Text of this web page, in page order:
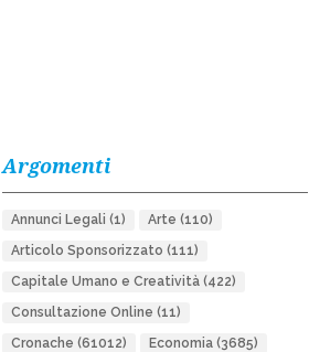
Argomenti
Annunci Legali (1) Arte (110)
Articolo Sponsorizzato (111)
Capitale Umano e Creatività(422)
Consultazione Online (11)
Cronache (61012) Economia(3685)